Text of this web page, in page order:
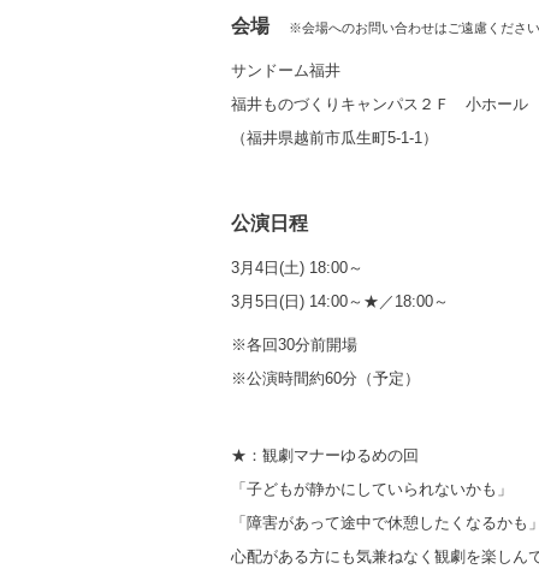
会場 ※会場へのお問い合わせはご遠慮くださ
サンドーム福井
福井ものづくりキャンパス２Ｆ 小ホール
（福井県越前市瓜生町5-1-1 ）
公演日程
3月4日(土) 18:00～
3月5日(日) 14:00～★／18:00～
※各回30分前開場
※公演時間約60分（予定）
★：観劇マナーゆるめの回
「子どもが静かにしていられないかも」
「障害があって途中で休憩したくなるかも
心配がある方にも気兼ねなく観劇を楽しん